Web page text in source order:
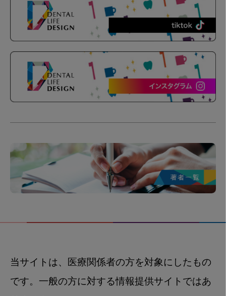
当サイトは、医療関係者の方を対象にしたもの
です。一般の方に対する情報提供サイトではあ